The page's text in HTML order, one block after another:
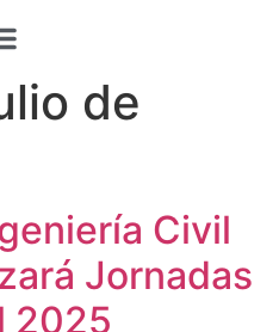
de
Civil
Jornadas
2025